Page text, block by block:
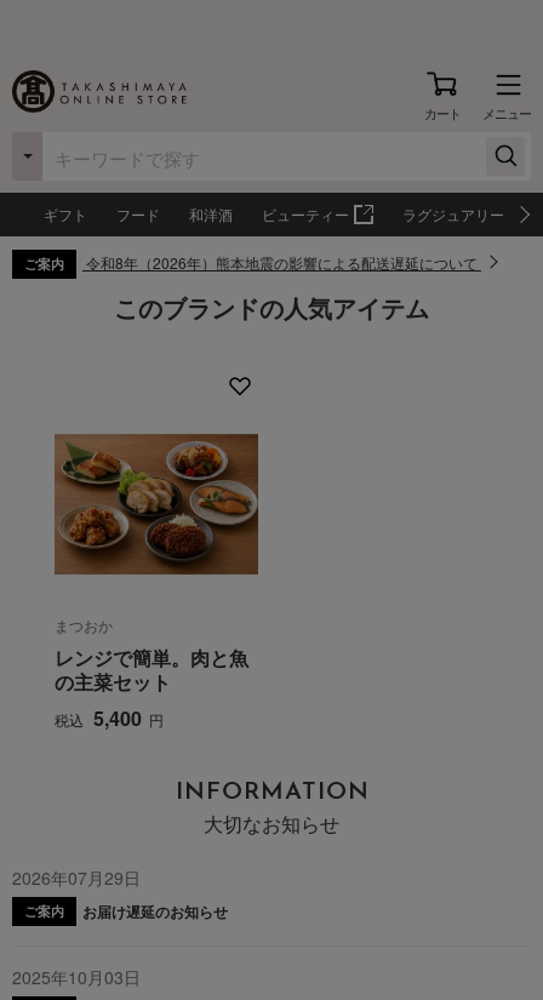
カート メニュー
ギフト フード 和洋酒 ビューティー ラグジュアリー
ご案内 令和8年（2026年）熊本地震の影響による配送遅延について
このブランドの人気アイテム
まつおか
レンジで簡単。肉と魚
の主菜セット
税込 5,400 円
INFORMATION
大切なお知らせ
2026年07月29日
ご案内 お届け遅延のお知らせ
2025年10月03日